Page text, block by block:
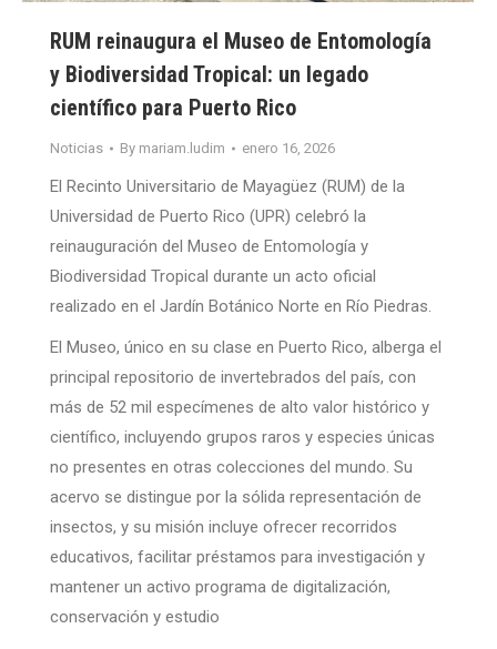
RUM reinaugura el Museo de Entomología
y Biodiversidad Tropical: un legado
científico para Puerto Rico
Noticias By mariam.ludim enero 16, 2026
El Recinto Universitario de Mayagüez (RUM) de la
Universidad de Puerto Rico (UPR) celebró la
reinauguración del Museo de Entomología y
Biodiversidad Tropical durante un acto oficial
realizado en el Jardín Botánico Norte en Río Piedras.
El Museo, único en su clase en Puerto Rico, alberga el
principal repositorio de invertebrados del país, con
más de 52 mil especímenes de alto valor histórico y
científico, incluyendo grupos raros y especies únicas
no presentes en otras colecciones del mundo. Su
acervo se distingue por la sólida representación de
insectos, y su misión incluye ofrecer recorridos
educativos, facilitar préstamos para investigación y
mantener un activo programa de digitalización,
conservación y estudio